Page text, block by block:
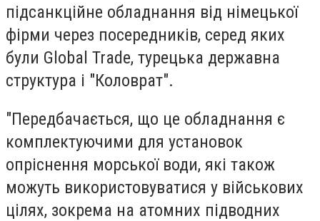
підсанкційне обладнання від німецької
фірми через посередників, серед яких
були Global Trade, турецька державна
структура і "Коловрат".
"Передбачається, що це обладнання є
комплектуючими для установок
опріснення морської води, які також
можуть використовуватися у військових
цілях, зокрема на атомних підводних